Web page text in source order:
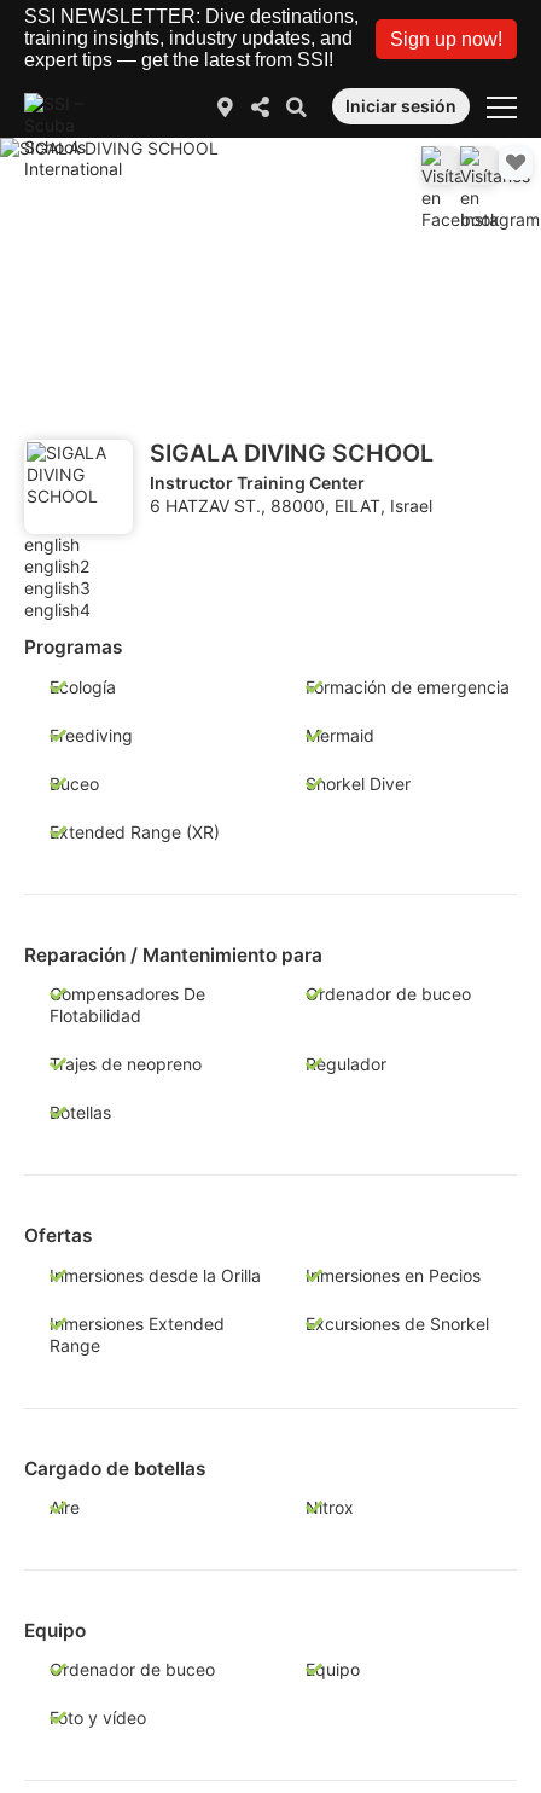
SSI NEWSLETTER: Dive destinations,
training insights, industry updates, and
expert tips — get the latest from SSI!
Sign up now!
Iniciar sesión
SIGALA DIVING SCHOOL
Instructor Training Center
6 HATZAV ST., 88000, EILAT, Israel
english
english2
english3
english4
Programas
Ecología Formación de emergencia
Freediving Mermaid
Buceo Snorkel Diver
Extended Range (XR)
Reparación / Mantenimiento para
Compensadores De
Flotabilidad
Ordenador de buceo
Trajes de neopreno Regulador
Botellas
Ofertas
Inmersiones desde la Orilla Inmersiones en Pecios
Inmersiones Extended
Range
Excursiones de Snorkel
Cargado de botellas
Aire Nitrox
Equipo
Ordenador de buceo Equipo
Foto y vídeo